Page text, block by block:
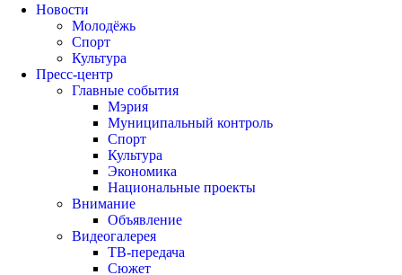
Новости
Молодёжь
Спорт
Культура
Пресс-центр
Главные события
Мэрия
Муниципальный контроль
Спорт
Культура
Экономика
Национальные проекты
Внимание
Объявление
Видеогалерея
ТВ-передача
Сюжет